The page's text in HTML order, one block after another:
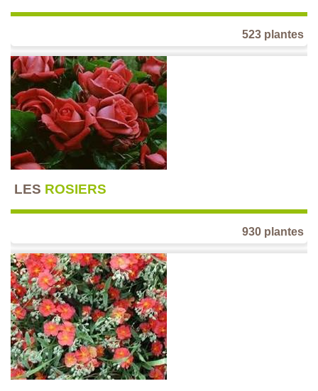
523 plantes
LES ROSIERS
930 plantes